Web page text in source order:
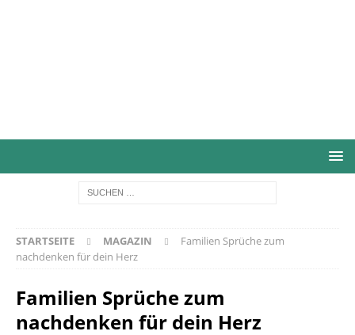
STARTSEITE MAGAZIN
Familien Sprüche zum
nachdenken für dein Herz
Familien Sprüche zum
nachdenken für dein Herz